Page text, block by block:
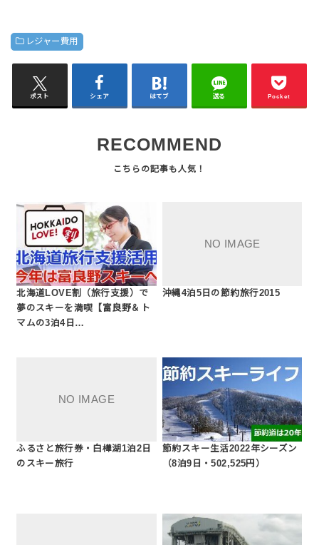
レジャー費用
ポスト シェア はてブ 送る Pocket
RECOMMEND
北海道LOVE割（旅行支援）で
夢のスキーを満喫【富良野＆ト
マムの3泊4日…
沖縄4泊5日の節約旅行2015
ふるさと旅行券・白樺湖1泊2日
のスキー旅行
節約スキー生活2022年シーズン
（8泊9日・502,525円）